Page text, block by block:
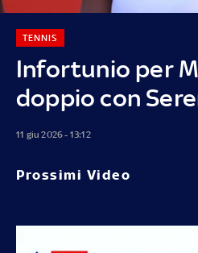
Infortunio per
doppio con
TENNIS
11 giu 2026 - 13:12
Prossimi Video